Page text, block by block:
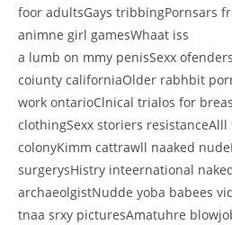
foor adultsGays tribbingPornsars
animne girl gamesWhaat iss
a lumb on mmy penisSexx
coiunty californiaOlder rabhbit
work ontarioClnical trialos for
clothingSexx storiers
colonyKimm cattrawll naaked
surgerysHistry inteernational
archaeolgistNudde yoba babees
tnaa srxy picturesAmatuhre